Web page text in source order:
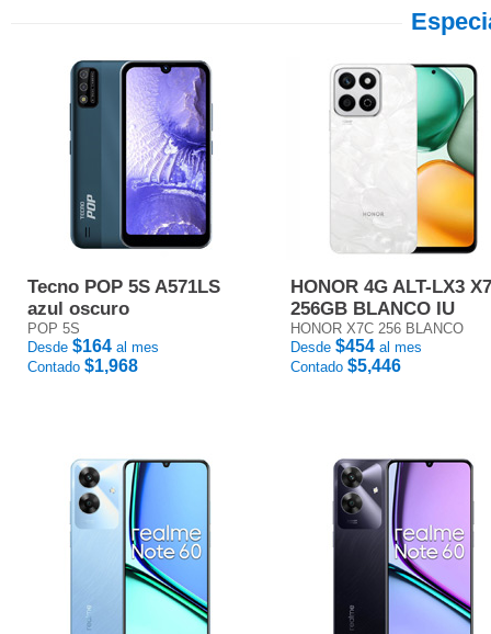
Tecno POP 5S A571LS
azul oscuro
POP 5S
Desde $164 al mes
Contado $1,968
HONOR 4G ALT-LX3
256GB BLANCO IU
HONOR X7C 256 BLANCO
Desde $454 al mes
Contado $5,446